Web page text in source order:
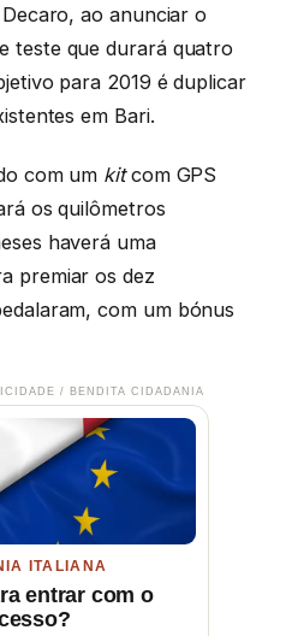
ao anunciar o
teste que durará quatro
para 2019 é duplicar
em Bari.
com um kitcom GPS
os quilômetros
haverá uma
premiar os dez
com um bónus
/ BENDITA CIDADANIA
ITALIANA
entrar com o